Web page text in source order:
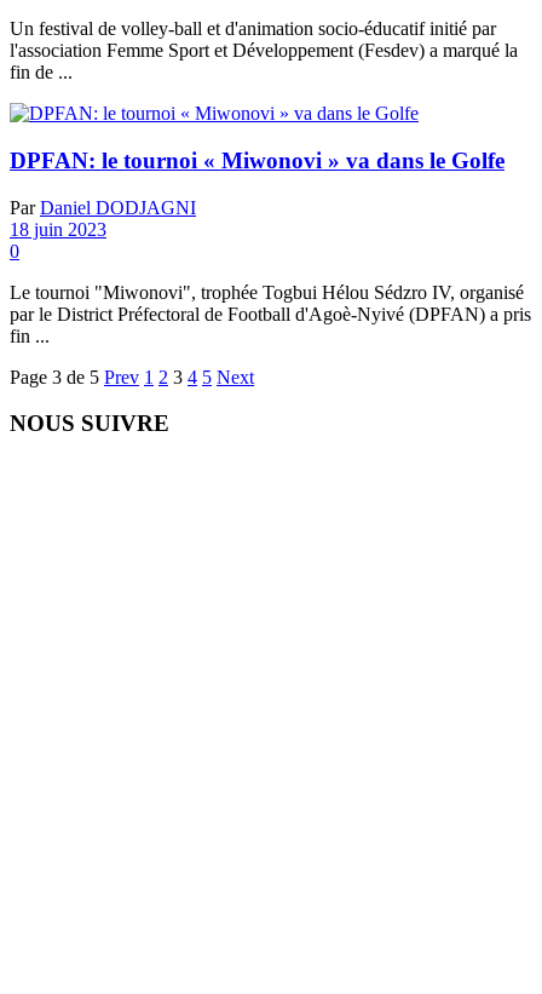
Un festival de volley-ball et d'animation socio-éducatif initié par
l'association Femme Sport et Développement (Fesdev) a marqué la
fin de ...
DPFAN: le tournoi « Miwonovi » va dans le Golfe
Par Daniel DODJAGNI
18 juin 2023
0
Le tournoi "Miwonovi", trophée Togbui Hélou Sédzro IV, organisé
par le District Préfectoral de Football d'Agoè-Nyivé (DPFAN) a pris
fin ...
Page 3 de 5 Prev 1 2 3 4 5 Next
NOUS SUIVRE